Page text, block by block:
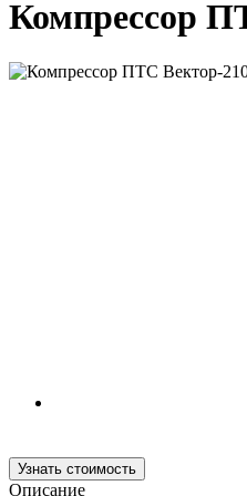
Компрессор
Узнать стоимость
Описание